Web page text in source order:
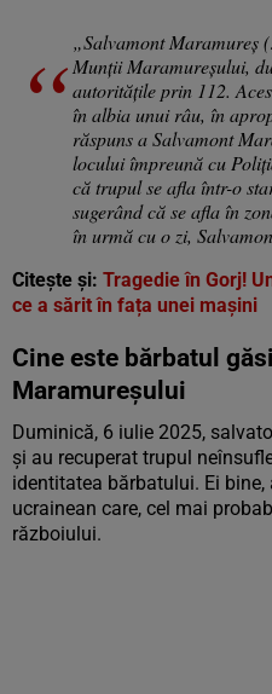
„Salvamont Maramureş
Munţii Maramureşului,
autorităţile prin 112.
în albia unui râu, în
răspuns a Salvamont
locului împreună cu
că trupul se afla într-o
sugerând că se afla în
în urmă cu o zi,
Citește și: Tragedie în Gorj!
ce a sărit în fața unei mașini
Cine este bărbatul
Maramureșului
Duminică, 6 iulie 2025,
și au recuperat trupul
identitatea bărbatului. Ei bine,
ucrainean care, cel mai
războiului.